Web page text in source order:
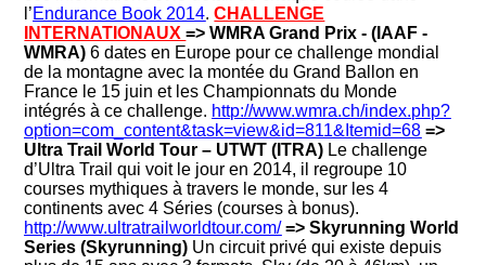
l’Endurance Book 2014. CHALLENGE
INTERNATIONAUX=> WMRA Grand Prix - (IAAF -
WMRA)6 dates en Europe pour ce challenge mondial
de la montagne avec la montée du Grand Ballon en
France le 15 juin et les Championnats du Monde
intégrés à ce challenge. http://www.wmra.ch/index.php?
option=com_content&task=view&id=811&Itemid=68 =>
Ultra Trail World Tour – UTWT (ITRA) Le challenge
d’Ultra Trail qui voit le jour en 2014, il regroupe 10
courses mythiques à travers le monde, sur les 4
continents avec 4 Séries (courses à bonus).
http://www.ultratrailworldtour.com/ => Skyrunning World
Series (Skyrunning) Un circuit privé qui existe depuis